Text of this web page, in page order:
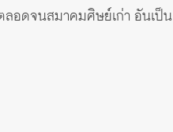
อดจนสมาคมศิษย์เก่า อันเป็น